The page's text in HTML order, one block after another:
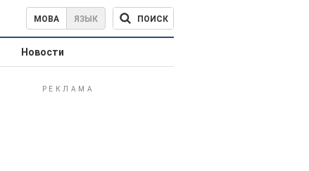
МОВА ЯЗЫК ПОИСК
Новости